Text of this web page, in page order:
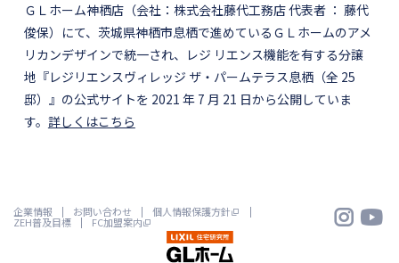
ＧＬホーム神栖店（会社：株式会社藤代工務店 代表者 ： 藤代
俊保）にて、茨城県神栖市息栖で進めているＧＬホームのアメ
リカンデザインで統一され、レジ リエンス機能を有する分譲
地『レジリエンスヴィレッジ ザ・パームテラス息栖（全 25
邸）』の公式サイトを 2021 年 7 月 21 日から公開していま
す。 詳しくはこちら
 
企業情報 お問い合わせ 個人情報保護方針
ZEH普及目標 FC加盟案内